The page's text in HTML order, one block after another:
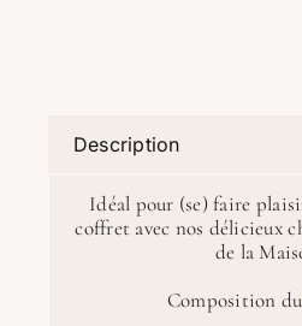
Description
Idéal pour (se) faire
coffret avec nos délicieux
de la
Composition